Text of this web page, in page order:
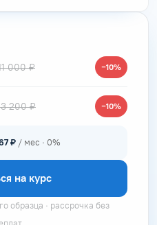
000 ₽ −10%
200 ₽ −10%
₽ / мес · 0%
на курс
образца · рассрочка без